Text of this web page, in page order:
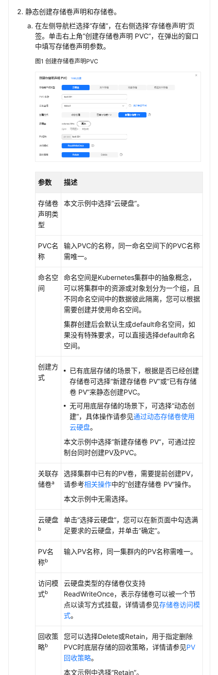
存
储
概
述
储
基
识
云
硬
存
储
（EVS）
盘
用
动
态
使
硬
在
负
载
静态创建存储卷声明和存储卷。
在左侧导航栏选择“存储”，在右侧选择“存储卷声明”页
签。单击右上角“创建存储卷声明 PVC”，在弹出的窗口
中填写存储卷声明参数。
图1 创建存储卷声明PVC
参数 描述
存储卷
声明类
型
本文示例中选择“云硬盘”。
PVC名
称
输入PVC的名称，同一命名空间下的PVC名称
需唯一。
命名空
间
命名空间是Kubernetes集群中的抽象概念，
可以将集群中的资源或对象划分为一个组，且
不同命名空间中的数据彼此隔离，您可以根据
需要创建并使用命名空间。
集群创建后会默认生成default命名空间，如
果没有特殊要求，可以直接选择default命名
空间。
创建方
式
已有底层存储的场景下，根据是否已经创建
存储卷可选择“新建存储卷 PV”或“已有存储
卷 PV”来静态创建PVC。
无可用底层存储的场景下，可选择“动态创
建”，具体操作请参见通过动态存储卷使用
云硬盘。
本文示例中选择“新建存储卷 PV”，可通过控
制台同时创建PV及PVC。
关联存
储卷a
选择集群中已有的PV卷，需要提前创建PV，
请参考相关操作中的“创建存储卷 PV”操作。
本文示例中无需选择。
云硬盘
b
单击“选择云硬盘”，您可以在新页面中勾选满
足要求的云硬盘，并单击“确定”。
PV名
称b
输入PV名称，同一集群内的PV名称需唯一。
访问模
式b
云硬盘类型的存储卷仅支持
ReadWriteOnce，表示存储卷可以被一个节
点以读写方式挂载，详情请参见存储卷访问模
式。
回收策
略b
您可以选择Delete或Retain，用于指定删除
PVC时底层存储的回收策略，详情请参见PV
回收策略。
本文示例中选择“Retain”。